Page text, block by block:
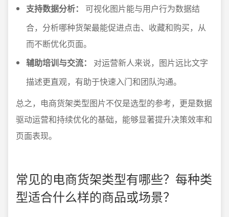
支持数据分析：
可视化图片能与用户行为数据结
合，分析哪种货架最能促进点击、收藏和购买，从
而不断优化页面。
辅助培训与交流：
对运营新人来说，图片远比文字
描述更直观，有助于快速入门和团队沟通。
总之，电商货架类型图片不仅是选型的参考，更是数据
驱动运营和持续优化的基础，能够显著提升决策效率和
页面表现。
常见的电商货架类型有哪些？每种类
型适合什么样的商品或场景？